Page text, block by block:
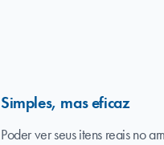
Simples, mas eficaz
Poder ver seus itens reais no